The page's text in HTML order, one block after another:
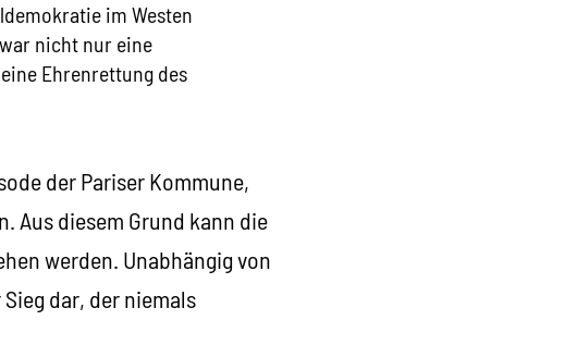
im Westen
nicht nur eine
Ehrenrettung des
der Pariser Kommune,
Aus diesem Grund kann die
werden. Unabhängig von
dar, der niemals